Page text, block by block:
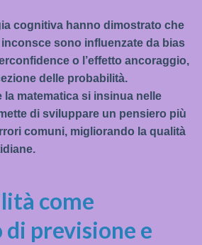
cognitiva hanno dimostrato che
sono influenzate da bias
o l’effetto ancoraggio,
delle probabilità.
la matematica si insinua nelle
di sviluppare un pensiero più
comuni, migliorando la qualità
come
previsione e